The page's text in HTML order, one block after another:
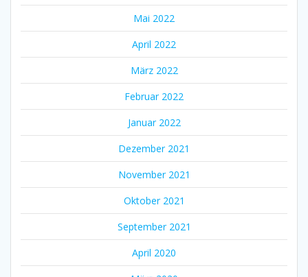
Mai 2022
April 2022
März 2022
Februar 2022
Januar 2022
Dezember 2021
November 2021
Oktober 2021
September 2021
April 2020